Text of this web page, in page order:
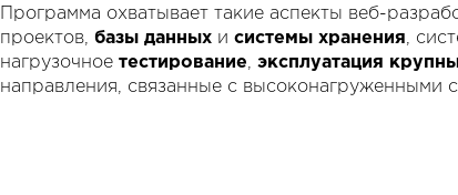
Программа охватывает такие аспекты веб-
проектов, базы данных и системы хранения,
нагрузочное тестирование, эксплуатация
направления, связанные с высоконагруженными